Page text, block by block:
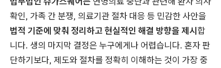
확인, 가족 간 분쟁, 의료기관 절차 대응 등 민감한 사안을
법적 기준에 맞춰 정리하고 현실적인 해결 방향을 제시합
니다. 생의 마지막 결정은 누구에게나 어렵습니다. 혼자 판
단하기보다, 제도와 절차를 정확히 이해하는 것이 가장 중